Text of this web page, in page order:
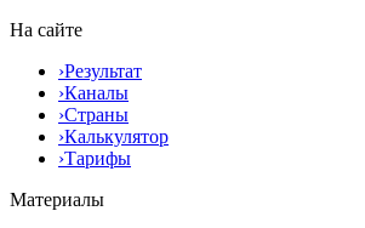
На сайте
›Результат
›Каналы
›Страны
›Калькулятор
›Тарифы
Материалы